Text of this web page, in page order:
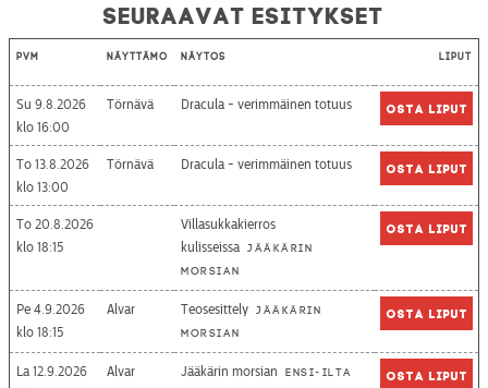
Seuraavat esitykset
Pvm Näyttämö Näytös Liput
Su 9.8.2026
16:00
Törnävä Dracula - verimmäinen totuus Osta liput
To 13.8.2026
13:00
Törnävä Dracula - verimmäinen totuus Osta liput
To 20.8.2026
18:15
Villasukkakierros
kulisseissa Jääkärin
morsian
Osta liput
Pe 4.9.2026
18:15
Alvar Teosesittely Jääkärin
morsian
Osta liput
La 12.9.2026
Alvar Jääkärin morsian Ensi-ilta Osta liput